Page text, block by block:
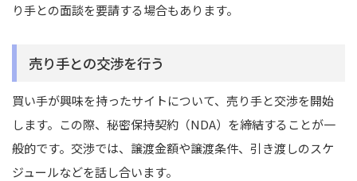
り手との面談を要請する場合もあります。
売り手との交渉を行う
買い手が興味を持ったサイトについて、売り手と交渉を開始
します。この際、秘密保持契約（NDA）を締結することが一
般的です。交渉では、譲渡金額や譲渡条件、引き渡しのスケ
ジュールなどを話し合います。